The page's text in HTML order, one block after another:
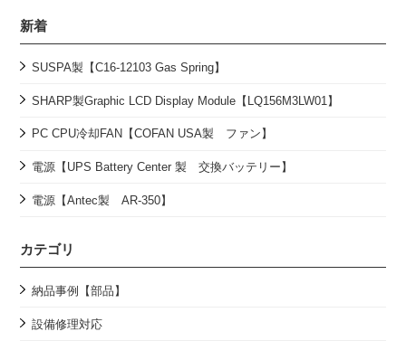
新着
SUSPA製【C16-12103 Gas Spring】
SHARP製Graphic LCD Display Module【LQ156M3LW01】
PC CPU冷却FAN【COFAN USA製 ファン】
電源【UPS Battery Center 製 交換バッテリー】
電源【Antec製 AR-350】
カテゴリ
納品事例【部品】
設備修理対応